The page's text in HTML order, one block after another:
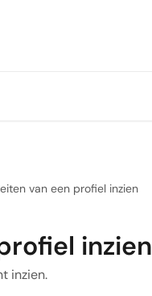
van een profiel inzien
inzien
inzien.